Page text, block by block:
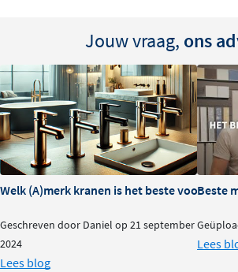
langdurig mooie afwerking in de
Met deze uitloop pas je je inbouwkraan
je wensen aan. Ideaal voor wie flexibiliteit
duurzaam design zoekt.
Jouw vraag, ons
Welk (A)merk kranen is het beste voor je
Geschreven door Daniel op 21 september
2024
Lees blog
Beste
Lees